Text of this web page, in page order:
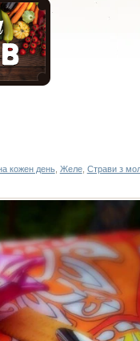
кожен день, Желе, Страви з